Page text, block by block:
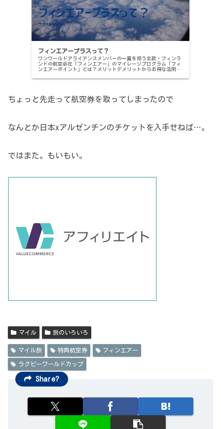
フィンエアープラスって？
ワンワールドアライアンスメンバーの一翼を担う北欧・フィンラ
ンドの航空会社「フィンエアー」のマイレージプログラム「フィ
ンエアーポイント」とは？メリットデメリットからお得な活用法
ちょっと先走って航空券を取ってしまったので
なんとか日本xアルゼンチンのチケットを入手せねば…。
ではまた。もいもい。
マイル 旅のいろいろ
マイル旅 特典航空券 フィンエアー
ラグビーワールドカップ
Share?